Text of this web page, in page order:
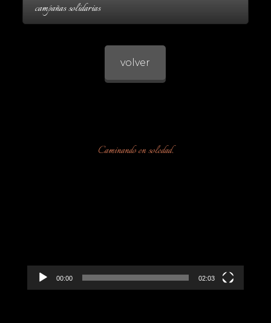
campañas solidarias
volver
Caminando en soledad.
00:00 02:03